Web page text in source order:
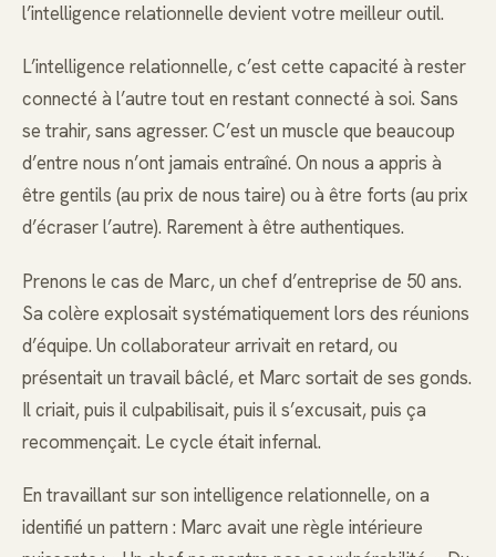
l’intelligence relationnelle devient votre meilleur outil.
L’intelligence relationnelle, c’est cette capacité à rester
connecté à l’autre tout en restant connecté à soi. Sans
se trahir, sans agresser. C’est un muscle que beaucoup
d’entre nous n’ont jamais entraîné. On nous a appris à
être gentils (au prix de nous taire) ou à être forts (au prix
d’écraser l’autre). Rarement à être authentiques.
Prenons le cas de Marc, un chef d’entreprise de 50 ans.
Sa colère explosait systématiquement lors des réunions
d’équipe. Un collaborateur arrivait en retard, ou
présentait un travail bâclé, et Marc sortait de ses gonds.
Il criait, puis il culpabilisait, puis il s’excusait, puis ça
recommençait. Le cycle était infernal.
En travaillant sur son intelligence relationnelle, on a
identifié un pattern : Marc avait une règle intérieure